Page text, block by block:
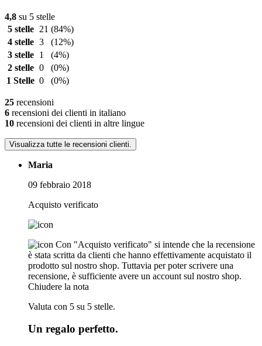
4,8 su 5 stelle
5 stelle
21 (84%)
4 stelle 3
(12%)
3 stelle
1
(4%)
2 stelle 0
(0%)
1 Stelle 0 (0%)
25 recensioni
6 recensioni dei clienti in italiano
10 recensioni dei clienti in altre lingue
Visualizza tutte le recensioni clienti.
Maria
09 febbraio 2018
Acquisto verificato
Con "Acquisto verificato" si intende che la recensione
è stata scritta da clienti che hanno effettivamente acquistato il
prodotto sul nostro shop. Tuttavia per poter scrivere una
recensione, è sufficiente avere un account sul nostro shop.
Chiudere la nota
Valuta con 5 su 5 stelle.
Un regalo perfetto.